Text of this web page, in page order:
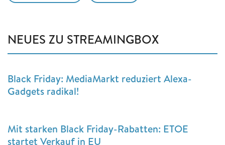
NEUES ZU STREAMINGBOX
Black Friday: MediaMarkt reduziert Alexa-
Gadgets radikal!
Mit starken Black Friday-Rabatten: ETOE
startet Verkauf in EU